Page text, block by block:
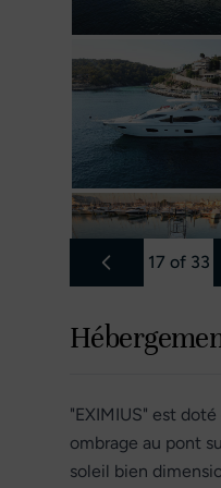
17 of 33
"EXIMIUS" est
ombrage au pont
soleil bien